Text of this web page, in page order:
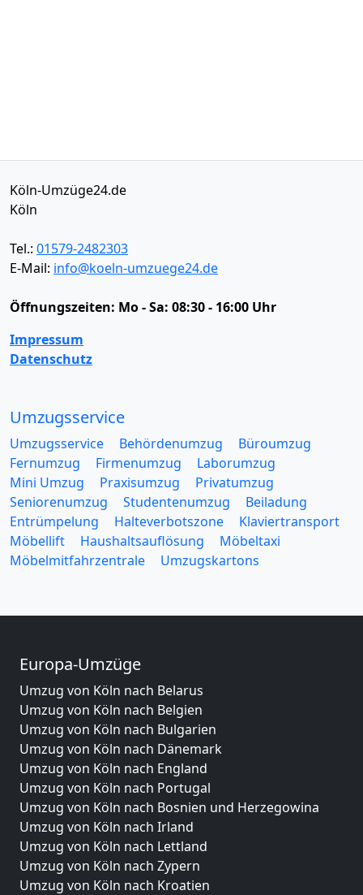
Köln-Umzüge24.de
Köln
Tel.: 01579-2482303
E-Mail: info@koeln-umzuege24.de
Öffnungszeiten: Mo - Sa: 08:30 - 16:00 Uhr
Impressum
Datenschutz
Umzugsservice
Umzugsservice Behördenumzug
Büroumzug
Fernumzug
Firmenumzug
Laborumzug
Mini Umzug
Praxisumzug
Privatumzug
Seniorenumzug
Studentenumzug
Beiladung
Entrümpelung
Halteverbotszone
Klaviertransport
Möbellift
Haushaltsauflösung
Möbeltaxi
Möbelmitfahrzentrale
Umzugskartons
Europa-Umzüge
Umzug von Köln nach Belarus
Umzug von Köln nach Belgien
Umzug von Köln nach Bulgarien
Umzug von Köln nach Dänemark
Umzug von Köln nach England
Umzug von Köln nach Portugal
Umzug von Köln nach Bosnien und Herzegowina
Umzug von Köln nach Irland
Umzug von Köln nach Lettland
Umzug von Köln nach Zypern
Umzug von Köln nach Kroatien